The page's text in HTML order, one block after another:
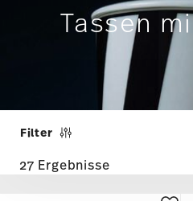
Tassen
Filter
27 Ergebnisse